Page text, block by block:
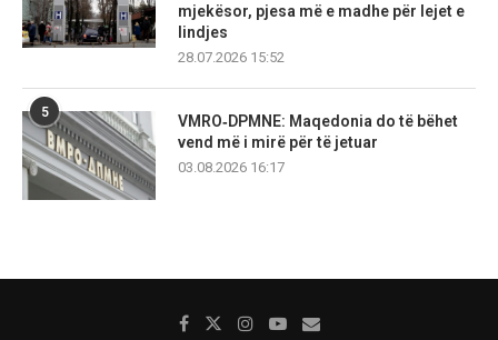
mjekësor, pjesa më e madhe për lejet e
lindjes
28.07.2026 15:52
5
VMRO‑DPMNE: Maqedonia do të bëhet
vend më i mirë për të jetuar
03.08.2026 16:17